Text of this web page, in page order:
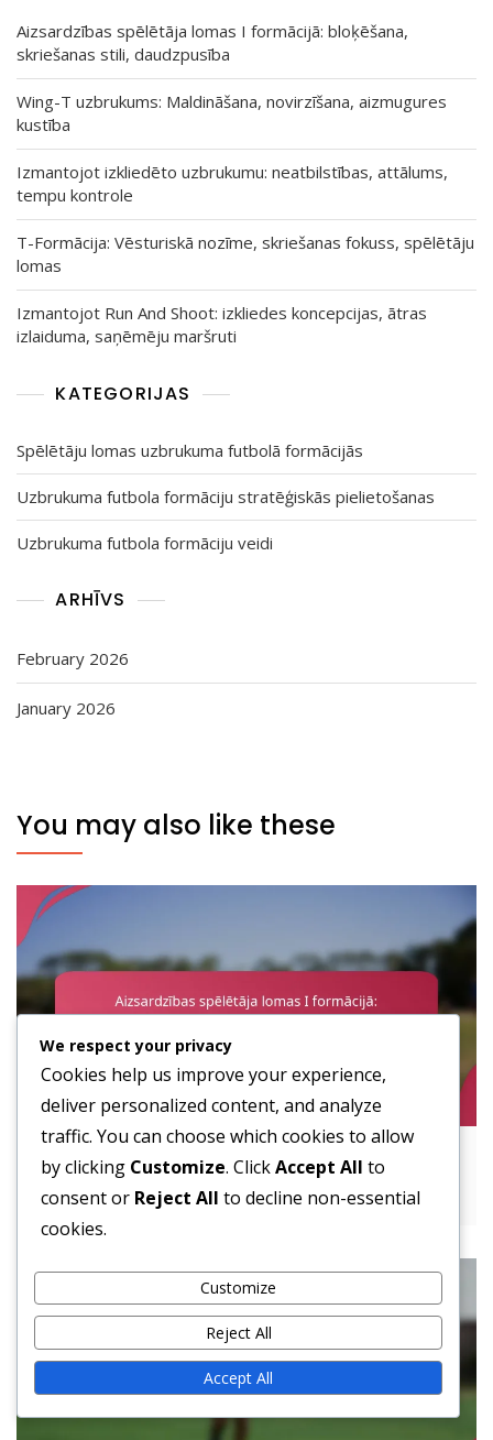
Aizsardzības spēlētāja lomas I formācijā: bloķēšana,
skriešanas stili, daudzpusība
Wing-T uzbrukums: Maldināšana, novirzīšana, aizmugures
kustība
Izmantojot izkliedēto uzbrukumu: neatbilstības, attālums,
tempu kontrole
T-Formācija: Vēsturiskā nozīme, skriešanas fokuss, spēlētāju
lomas
Izmantojot Run And Shoot: izkliedes koncepcijas, ātras
izlaiduma, saņēmēju maršruti
KATEGORIJAS
Spēlētāju lomas uzbrukuma futbolā formācijās
Uzbrukuma futbola formāciju stratēģiskās pielietošanas
Uzbrukuma futbola formāciju veidi
ARHĪVS
February 2026
January 2026
You may also like these
Aizsardzības spēlētāja lomas I formācijā:
bloķēšana, skriešanas stili, daudzpusība
We respect your privacy
Cookies help us improve your experience,
deliver personalized content, and analyze
traffic. You can choose which cookies to allow
by clicking Customize. ClickAccept All to
consent or Reject All to decline non-essential
cookies.
Customize
Reject All
Accept All